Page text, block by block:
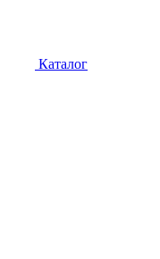
Каталог